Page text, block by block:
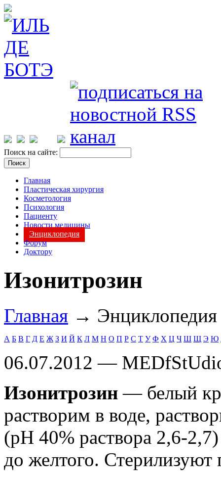
Поиск на сайте:
Главная
Пластическая хирургия
Косметология
Психология
Пациенту
Новости медицины
Энциклопедия
Форум
Доктору
Изонитрозин
Главная →
А Б В Г Д Е Ж З И Й К Л М Н О П Р С Т У Ф Х Ц Ч Ш Щ Э Ю
06.07.2012 —
Изонитрозин — белый
растворим в воде,
(рН 40% раствора 2,6-
до желтого.